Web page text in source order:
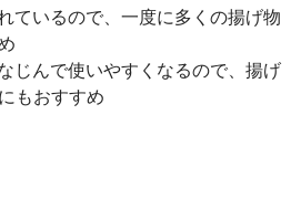
ているので、一度に多くの揚げ物
じんで使いやすくなるので、揚げ
もおすすめ